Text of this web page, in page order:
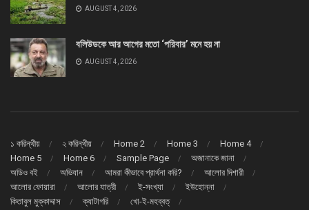
AUGUST 4, 2026
বলিউডকে আর আগের মতো ‘পরিবার’ মনে হয় না
AUGUST 4, 2026
১ করিন্থীয় ২ করিন্থীয় Home 2 Home 3
Home 4
Home 5
Home 6 Sample Page
অজানাকে জানা
অডিও বই
অভিযান আমরা কীভাবে প্রার্থনা করি?
আলোর দিশারী
আলোর ফোয়ারা
আলোর যাত্রী ই-সংখ্যা
ইউহোন্না
কিতাবুল মুক্কাদ্দাস
ক্যাটাগরি খো-ই-মহব্বত্